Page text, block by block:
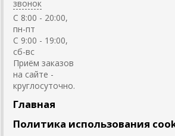
звонок
C 8:00 - 20:00,
пн-пт
С 9:00 - 19:00,
сб-вс
Приём заказов
на сайте -
круглосуточно.
Главная
Политика использования